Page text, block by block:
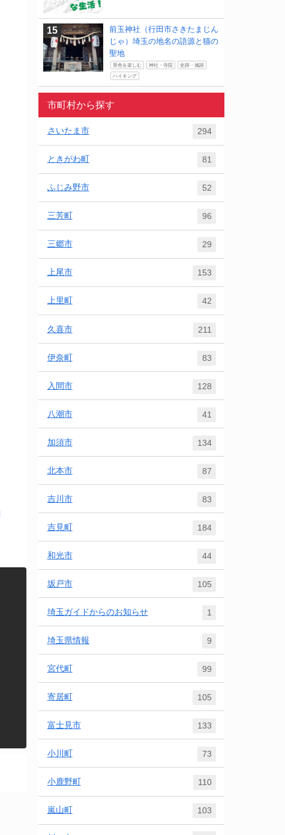
前玉神社（行田市さきたまじん
じゃ）埼玉の地名の語源と猫の
聖地
景色を楽しむ 神社・寺院 史跡・城跡
ハイキング
市町村から探す
さいたま市 294
ときがわ町 81
ふじみ野市 52
三芳町 96
三郷市 29
上尾市 153
上里町 42
久喜市 211
伊奈町 83
入間市 128
八潮市 41
加須市 134
北本市 87
吉川市 83
吉見町 184
和光市 44
坂戸市 105
埼玉ガイドからのお知らせ 1
埼玉県情報 9
宮代町 99
寄居町 105
富士見市 133
小川町 73
小鹿野町 110
嵐山町 103